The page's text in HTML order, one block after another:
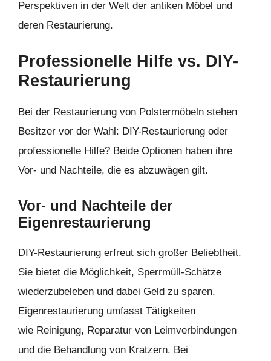
Perspektiven in der Welt der antiken Möbel und
deren Restaurierung.
Professionelle Hilfe vs. DIY-
Restaurierung
Bei der Restaurierung von Polstermöbeln stehen
Besitzer vor der Wahl: DIY-Restaurierung oder
professionelle Hilfe? Beide Optionen haben ihre
Vor- und Nachteile, die es abzuwägen gilt.
Vor- und Nachteile der
Eigenrestaurierung
DIY-Restaurierung erfreut sich großer Beliebtheit.
Sie bietet die Möglichkeit, Sperrmüll-Schätze
wiederzubeleben und dabei Geld zu sparen.
Eigenrestaurierung umfasst Tätigkeiten
wie Reinigung, Reparatur von Leimverbindungen
und die Behandlung von Kratzern. Bei